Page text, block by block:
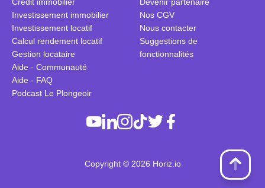
Investissement immobilier
Investissement locatif
Calcul rendement locatif
Gestion locataire
Aide - Communauté
Aide - FAQ
Podcast Le Plongeoir
Nos CGV
Nous contacter
Suggestions de
fonctionnalités
Copyright © 2026 Horiz.io